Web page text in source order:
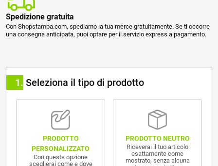
Spedizione gratuita
Con Shopstampa.com, spediamo la tua merce gratuitamente. Se ti occorre
una consegna anticipata, puoi optare per il servizio express a pagamento.
1 Seleziona il tipo di prodotto
PRODOTTO
PERSONALIZZATO
Con questa opzione
sceglierai come e dove
PRODOTTO NEUTRO
Riceverai il tuo articolo
esattamente come
mostrato, senza alcuna